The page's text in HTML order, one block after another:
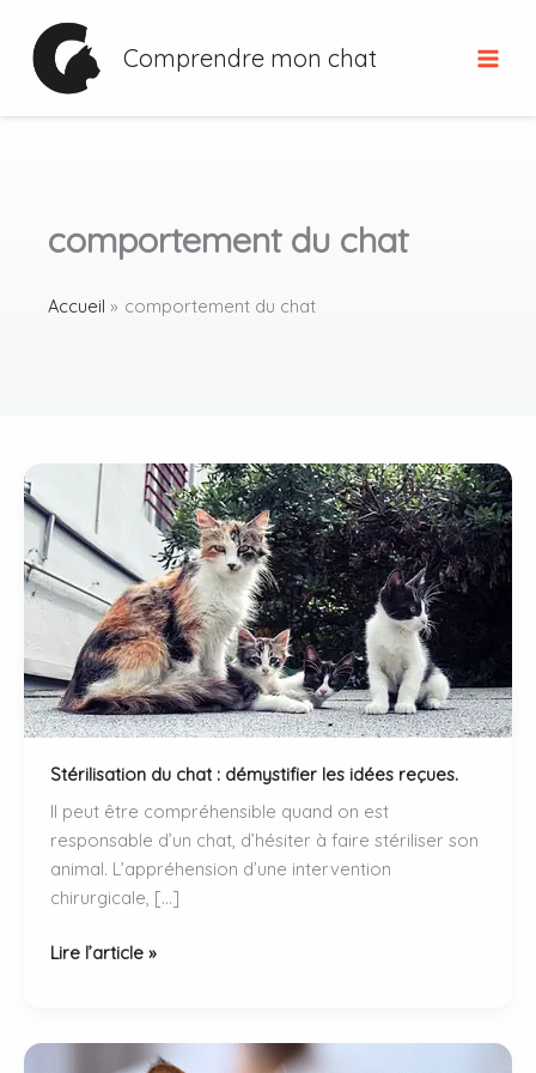
contenu
Comprendre mon chat
comportement du chat
Accueil comportement du chat
Stérilisation du chat : démystifier les idées reçues.
Il peut être compréhensible quand on est
responsable d’un chat, d’hésiter à faire stériliser son
animal. L’appréhension d’une intervention
chirurgicale, […]
Stérilisation
:
démystifier
Lire l’article »